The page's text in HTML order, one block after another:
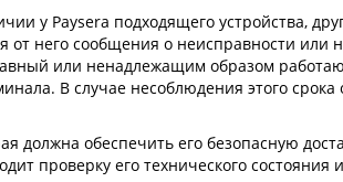
у Paysera подходящего устройства,
от него сообщения о неисправности или
или ненадлежащим образом
В случае несоблюдения этого
должна обеспечить его безопасную
проверку его технического состояния